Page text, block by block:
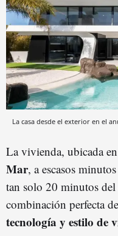
La casa desde el exterior en el
La vivienda, ubicada
Mar, a escasos
tan solo 20 minutos
combinación perfecta de
tecnología y estilo de